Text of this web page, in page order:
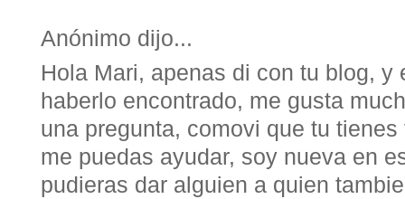
Anónimo dijo...
Hola Mari, apenas di con tu blog, y
haberlo encontrado, me gusta
una pregunta, comovi que tu
me puedas ayudar, soy nueva en
pudieras dar alguien a quien